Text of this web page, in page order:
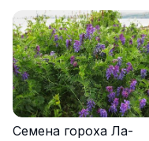
Семена гороха Ла-